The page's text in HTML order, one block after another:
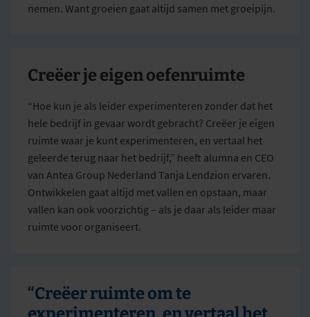
nemen. Want groeien gaat altijd samen met groeipijn.
Creëer je eigen oefenruimte
“Hoe kun je als leider experimenteren zonder dat het
hele bedrijf in gevaar wordt gebracht? Creëer je eigen
ruimte waar je kunt experimenteren, en vertaal het
geleerde terug naar het bedrijf,” heeft alumna en CEO
van Antea Group Nederland Tanja Lendzion ervaren.
Ontwikkelen gaat altijd met vallen en opstaan, maar
vallen kan ook voorzichtig – als je daar als leider maar
ruimte voor organiseert.
“Creëer ruimte om te